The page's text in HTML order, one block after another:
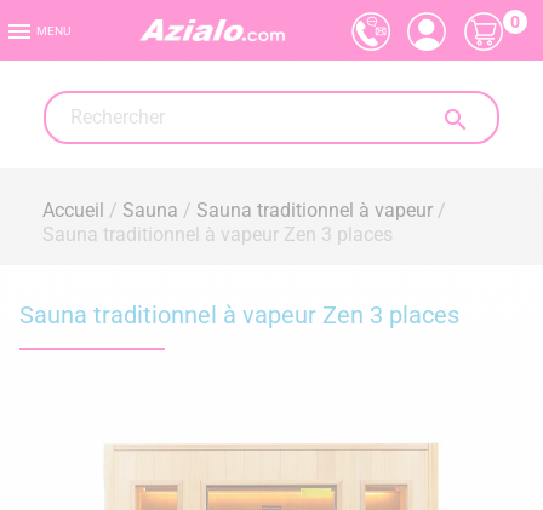
 MENU

0
Accueil Sauna
Sauna traditionnel à vapeur
Sauna traditionnel à vapeur Zen 3 places
Sauna traditionnel à vapeur Zen 3 places